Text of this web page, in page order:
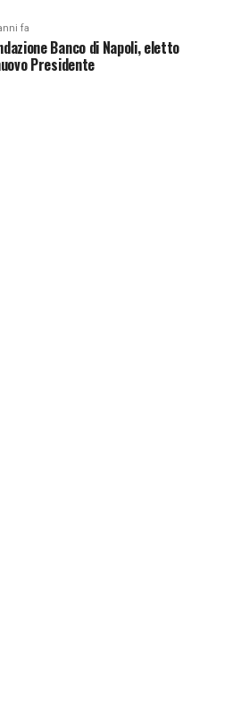
fa
Banco di Napoli, eletto
Presidente